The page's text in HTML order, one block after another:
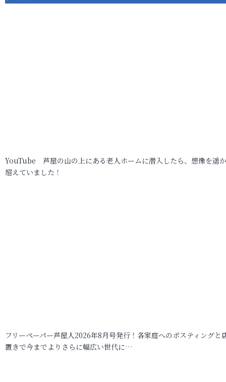
YouTube 芦屋の山の上にある老人ホームに潜入したら、想像を遥
超えていました！
フリーペーパー芦屋人2026年8月号発行！各家庭へのポスティングと
置きで今までよりさらに幅広い世代に…